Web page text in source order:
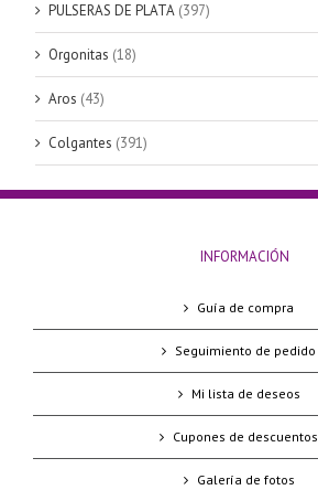
PULSERAS DE PLATA (397)
Orgonitas (18)
Aros (43)
Colgantes (391)
INFORMACIÓN
Guía de compra
Seguimiento de pedido
Mi lista de deseos
Cupones de descuentos
Galería de fotos